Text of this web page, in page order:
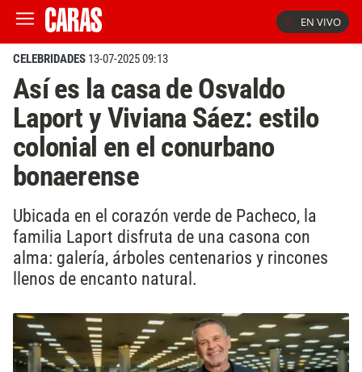
EN VIVO
CELEBRIDADES 13-07-2025 09:13
Así es la casa de Osvaldo
Laport y Viviana Sáez: estilo
colonial en el conurbano
bonaerense
Ubicada en el corazón verde de Pacheco, la
familia Laport disfruta de una casona con
alma: galería, árboles centenarios y rincones
llenos de encanto natural.